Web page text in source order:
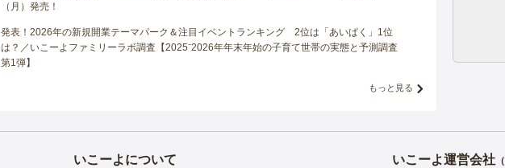
（月）発売！
発表！2026年の新規開業テーマパーク＆注目イベントランキング 2位は「あいぱく」1位
は？／いこーよファミリーラボ調査【2025⁻2026年年末年始の子育て世帯の実態と予測調査
第1弾】
もっと見る
いこーよについて いこーよ運営会社（